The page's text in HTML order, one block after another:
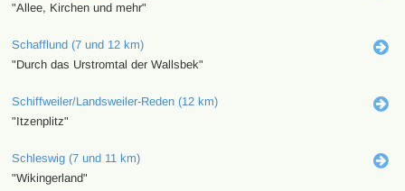
"Allee, Kirchen und mehr"
Schafflund (7 und 12 km)
"Durch das Urstromtal der Wallsbek"
Schiffweiler/Landsweiler-Reden (12 km)
"Itzenplitz"
Schleswig (7 und 11 km)
"Wikingerland"